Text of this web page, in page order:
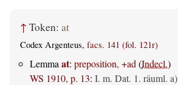
↑ Token: at
Codex Argenteus, facs. 141 (fol. 121r)
Lemma at: preposition, +ad (Indecl.)
WS 1910, p. 13: I. m. Dat. 1. räuml. a)